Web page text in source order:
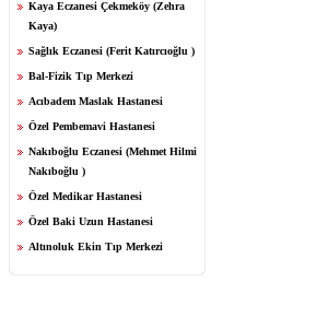
Kaya Eczanesi Çekmeköy (Zehra
Kaya)
Sağlık Eczanesi (Ferit Katırcıoğlu )
Bal-Fizik Tıp Merkezi
Acıbadem Maslak Hastanesi
Özel Pembemavi Hastanesi
Nakıboğlu Eczanesi (Mehmet Hilmi
Nakıboğlu )
Özel Medikar Hastanesi
Özel Baki Uzun Hastanesi
Altınoluk Ekin Tıp Merkezi